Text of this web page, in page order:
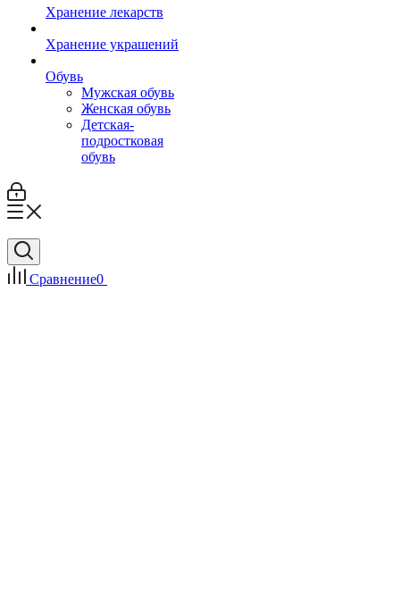
Хранение лекарств
Хранение украшений
Обувь
Мужская обувь
Женская обувь
Детская-
подростковая
обувь
Сравнение0